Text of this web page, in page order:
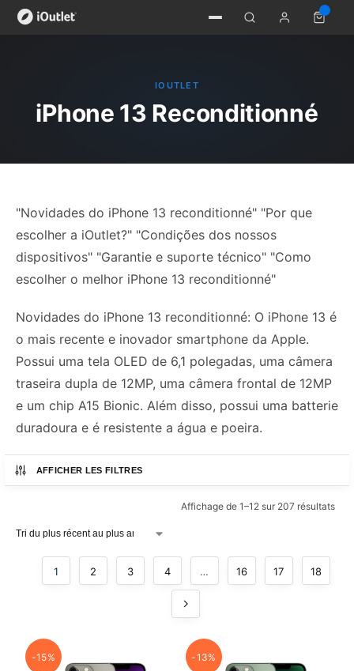
IOUTLET
iPhone 13 Reconditionné
"Novidades do iPhone 13 reconditionné" "Por que
escolher a iOutlet?" "Condições dos nossos
dispositivos" "Garantie e suporte técnico" "Como
escolher o melhor iPhone 13 reconditionné"
Novidades do iPhone 13 reconditionné: O iPhone 13 é
o mais recente e inovador smartphone da Apple.
Possui uma tela OLED de 6,1 polegadas, uma câmera
traseira dupla de 12MP, uma câmera frontal de 12MP
e um chip A15 Bionic. Além disso, possui uma batterie
duradoura e é resistente a água e poeira.
AFFICHER LES FILTRES
Affichage de 1–12 sur 207 résultats
1 2 3 4 … 16 17 18
-15% -13%